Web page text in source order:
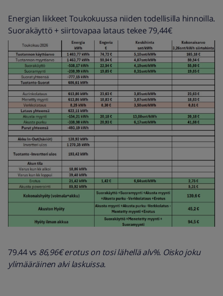
Energian liikkeet Toukokuussa niiden todellisilla hinnoilla.
Suorakäyttö + siirtovapaa lataus tekee 79,44€
79.44 vs 86,96€ erotus on tosi lähellä alv%. Oisko joku
ylimääräinen alvi laskuissa.